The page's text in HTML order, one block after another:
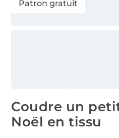
Patron gratuit
Coudre un
Noël en tissu